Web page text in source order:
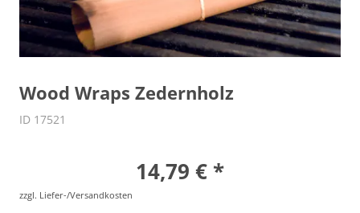
Wood Wraps Zedernholz
ID 17521
14,79 € *
zzgl. Liefer-/Versandkosten